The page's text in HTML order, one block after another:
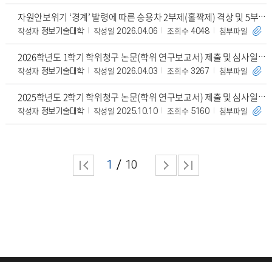
자원안보위기 ‘경계’ 발령에 따른 승용차 2부제(홀짝제) 격상 및 5부제(학생 및 외부인
작성자 정보기술대학 작성일 2026.04.06 조회수 4048 첨부파일
2026학년도 1학기 학위청구 논문(학위 연구보고서) 제출 및 심사일정 안내(대상: 4차,
작성자 정보기술대학 작성일 2026.04.03 조회수 3267 첨부파일
2025학년도 2학기 학위청구 논문(학위 연구보고서) 제출 및 심사일정 안내(대상: 4차,
작성자 정보기술대학 작성일 2025.10.10 조회수 5160 첨부파일
1 10